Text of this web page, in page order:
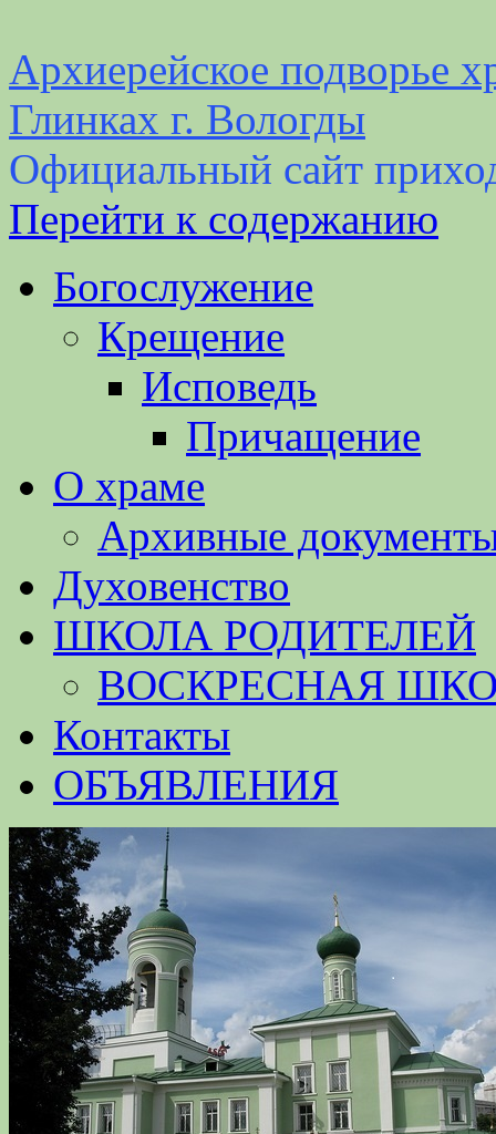
Архиерейское подворье
Глинках г. Вологды
Официальный сайт
Перейти к содержанию
Богослужение
Крещение
Исповедь
Причащение
О храме
Архивные
Духовенство
ШКОЛА РОДИТЕЛЕЙ
ВОСКРЕСНАЯ
Контакты
ОБЪЯВЛЕНИЯ